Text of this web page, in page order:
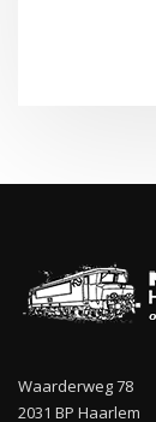
Waarderweg 78
2031 BP Haarlem